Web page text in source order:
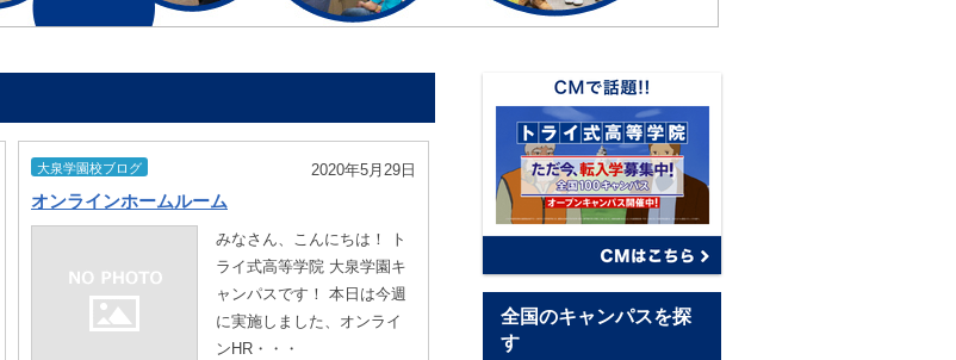
大泉学園校ブログ 2020年5月29日
オンラインホームルーム
みなさん、こんにちは！ ト
ライ式高等学院 大泉学園キ
ャンパスです！ 本日は今週
に実施しました、オンライ
ンHR・・・
全国のキャンパスを探
す